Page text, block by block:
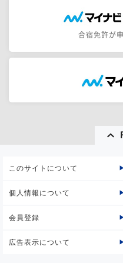
合宿免許が
このサイトについて
個人情報について
会員登録
広告表示について